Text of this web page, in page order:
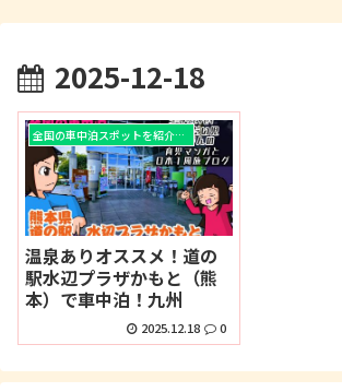
2025-12-18
全国の車中泊スポットを紹介！！
温泉ありオススメ！道の
駅水辺プラザかもと（熊
本）で車中泊！九州
2025.12.18 0